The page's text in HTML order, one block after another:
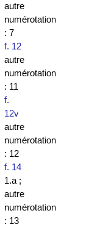
autre
numérotation
: 7
f. 12
autre
numérotation
: 11
f.
12v
autre
numérotation
: 12
f. 14
1.a ;
autre
numérotation
: 13